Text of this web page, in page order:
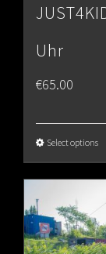
Uhr
€65.00
Select options